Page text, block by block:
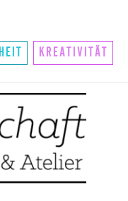
KREATIVITÄT